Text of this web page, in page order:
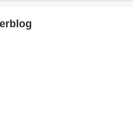
depuis Overblog